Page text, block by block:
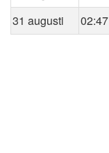
31 augusti
02:47